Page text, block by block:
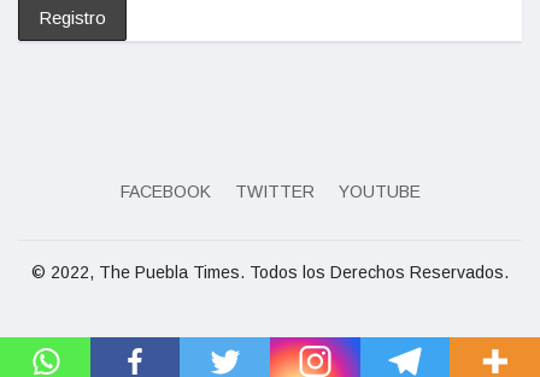
FACEBOOK TWITTER YOUTUBE
© 2022, The Puebla Times. Todos los Derechos Reservados.